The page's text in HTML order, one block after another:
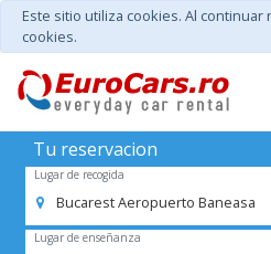
Este sitio utiliza cookies. Al
cookies.
Tu reservacion
Lugar de recogida
Bucarest Aeropuerto Baneasa
Lugar de enseñanza